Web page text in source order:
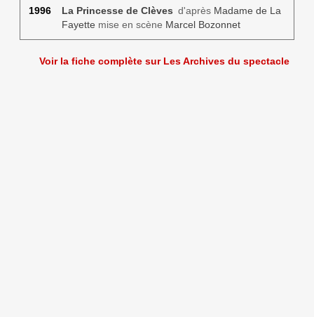
1996 La Princesse de Clèves d'après Madame de La
Fayette mise en scène Marcel Bozonnet
Voir la fiche complète sur Les Archives du spectacle